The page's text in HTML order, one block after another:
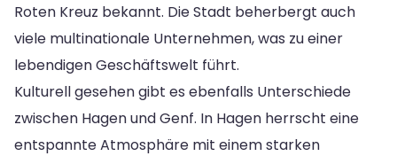
Roten Kreuz bekannt. Die Stadt beherbergt auch
viele multinationale Unternehmen, was zu einer
lebendigen Geschäftswelt führt.
Kulturell gesehen gibt es ebenfalls Unterschiede
zwischen Hagen und Genf. In Hagen herrscht eine
entspannte Atmosphäre mit einem starken